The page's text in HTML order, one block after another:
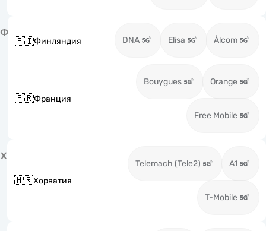
Ф
🇫🇮Финляндия DNA Elisa Ålcom
🇫🇷Франция
Bouygues Orange
Free Mobile
Х
🇭🇷Хорватия
Telemach (Tele2) A1
T-Mobile